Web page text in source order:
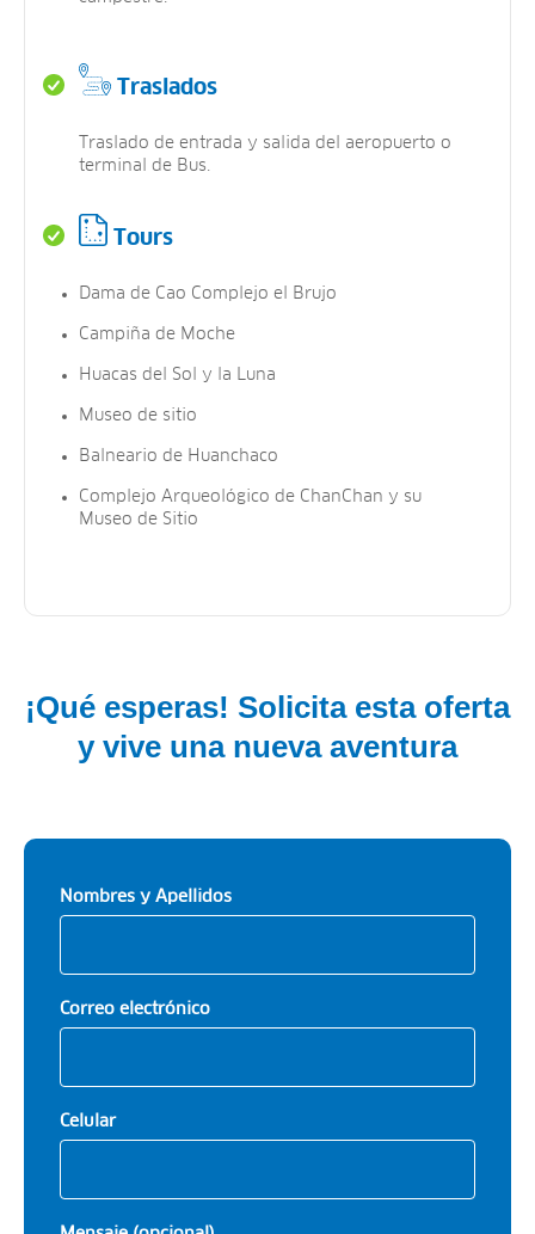
Traslados
Traslado de entrada y salida del aeropuerto o
terminal de Bus.
Tours
Dama de Cao Complejo el Brujo
Campiña de Moche
Huacas del Sol y la Luna
Museo de sitio
Balneario de Huanchaco
Complejo Arqueológico de ChanChan y su
Museo de Sitio
¡Qué esperas! Solicita esta oferta
y vive una nueva aventura
Nombres y Apellidos
Correo electrónico
Celular